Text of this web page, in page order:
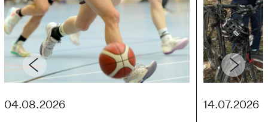
04.08.2026
14.07.2026